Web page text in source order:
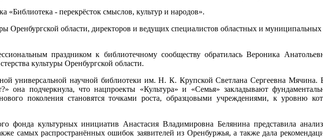
«Библиотека - перекрёсток смыслов, культур и народов».
Оренбургской области, директоров и ведущих специалистов областных и
праздником к библиотечному сообществу обратилась Вероника
культуры Оренбургской области.
универсальной научной библиотеки им. Н. К. Крупской Светлана Сергеевна Мячина.
она подчеркнула, что нацпроекты «Культура» и «Семья» закладывают
поколения становятся точками роста, образцовыми учреждениями, к уровню
фонда культурных инициатив Анастасия Владимировна Белянина представила
самых распространённых ошибок заявителей из Оренбуржья, а также дала